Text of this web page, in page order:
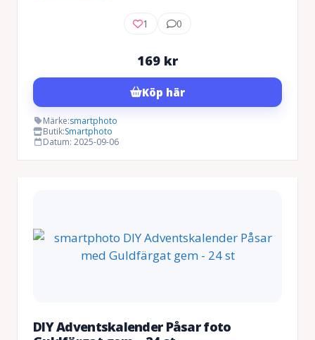
1 0
169 kr
Köp här
Märke:smartphoto
Butik:Smartphoto
Datum: 2025-09-06
DIY Adventskalender Påsar foto